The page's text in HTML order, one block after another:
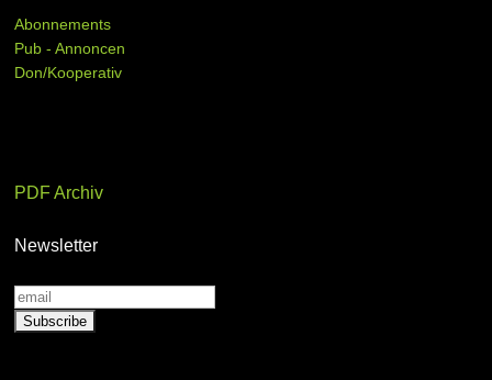
Abonnements
Pub - Annoncen
Don/Kooperativ
PDF Archiv
Newsletter